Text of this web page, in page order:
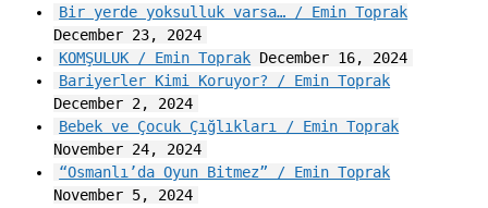
Bir yerde yoksulluk varsa… / Emin Toprak
December 23, 2024
KOMŞULUK / Emin Toprak December 16, 2024
Bariyerler Kimi Koruyor? / Emin Toprak
December 2, 2024
Bebek ve Çocuk Çığlıkları / Emin Toprak
November 24, 2024
“Osmanlı’da Oyun Bitmez” / Emin Toprak
November 5, 2024